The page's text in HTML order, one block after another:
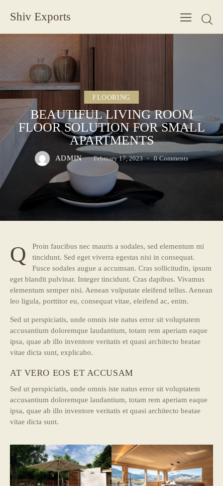
Shiv Exports
FLOORING
BEAUTIFUL LIVING ROOM
FLOOR SOLUTION FOR SMALL
APARTMENTS
ADMIN February 17, 2023 0 Comments
Q
Proin faucibus nec mauris a sodales, sed elementum mi
tincidunt. Sed eget viverra egestas nisi in consequat.
Fusce sodales augue a accumsan. Cras sollicitudin, ipsum
eget blandit pulvinar. Integer tincidunt. Cras dapibus. Vivamus
elementum semper nisi. Aenean vulputate eleifend tellus. Aenean
leo ligula, porttitor eu, consequat vitae, eleifend ac, enim.
Sed ut perspiciatis, unde omnis iste natus error sit voluptatem
accusantium doloremque laudantium, totam rem aperiam eaque
ipsa, quae ab illo inventore veritatis et quasi architecto beatae
vitae dicta sunt, explicabo.
AT VERO EOS ET ACCUSAM
Sed ut perspiciatis, unde omnis iste natus error sit voluptatem
accusantium doloremque laudantium, totam rem aperiam eaque
ipsa, quae ab illo inventore veritatis et quasi architecto beatae
vitae dicta sunt.